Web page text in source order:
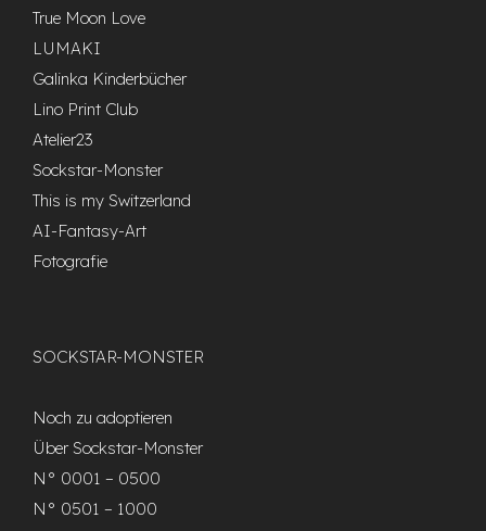
True Moon Love
LUMAKI
Galinka Kinderbücher
Lino Print Club
Atelier23
Sockstar-Monster
This is my Switzerland
AI-Fantasy-Art
Fotografie
SOCKSTAR-MONSTER
Noch zu adoptieren
Über Sockstar-Monster
N° 0001 – 0500
N° 0501 – 1000